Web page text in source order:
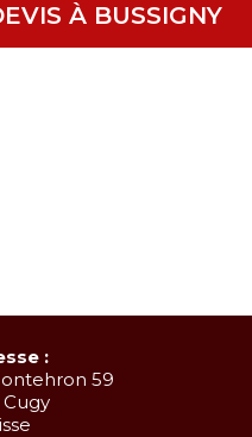
À BUSSIGNY
:
59
Cugy